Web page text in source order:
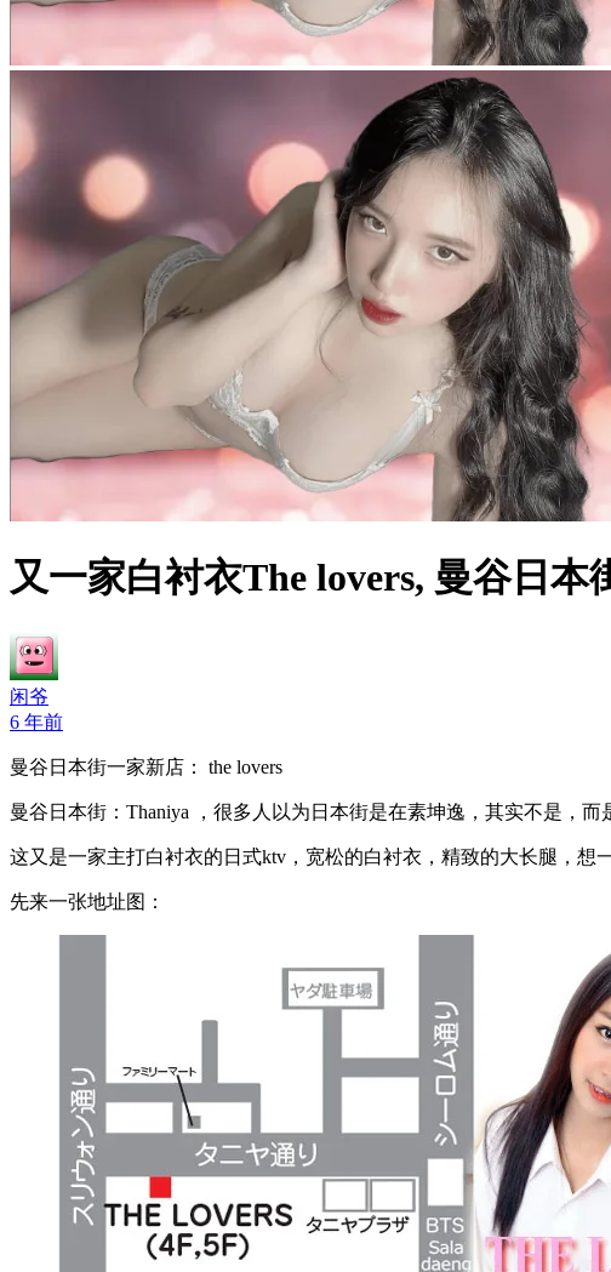
又一家白衬衣The lovers, 曼谷日本
闲爷
6 年前
曼谷日本街一家新店： the lovers
曼谷日本街：Thaniya ，很多人以为日本街是在素坤逸，其实不是，而
这又是一家主打白衬衣的日式ktv，宽松的白衬衣，精致的大长腿，想
先来一张地址图：